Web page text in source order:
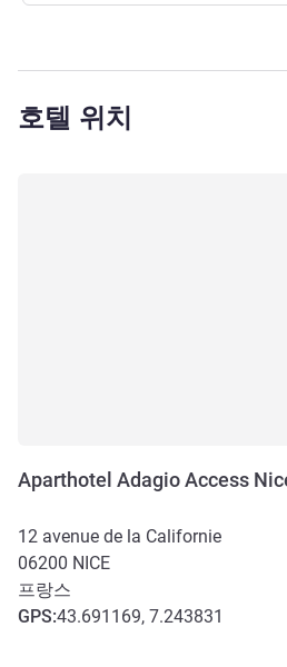
호텔 위치
Aparthotel Adagio Access
12 avenue de la Californie
06200 NICE
프랑스
GPS:43.691169, 7.243831